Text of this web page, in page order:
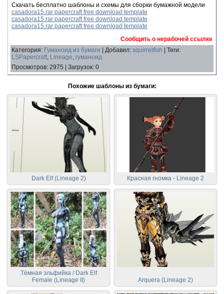
Скачать бесплатно шаблоны и схемы для сборки бумажной модели
casadora15.rar papercraft free download template
casadora15.rar papercraft free download template
casadora15.rar papercraft free download template
Сообщить о нерабочей ссылке
Категория: Гуманоид из бумаги Добавил: squirrelfish Теги:
LSPapercraft, Lineage, гуманоид
Просмотров: 2975 Загрузок: 0
Похожие шаблоны из бумаги:
Dark Elf (Lineage 2) Красная гномка - Lineage 2
Тёмная эльфийка / Dark Elf
Female (Lineage II)
Arquera (Lineage 2)